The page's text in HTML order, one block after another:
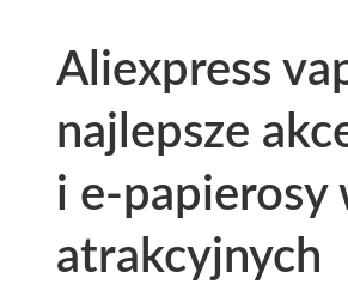
Aliexpress
najlepsze
i e-papierosy
atrakcyjnych